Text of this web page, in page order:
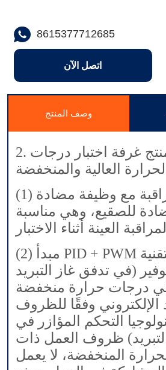
8615377712685
اتصل الآن
وصف المنتج